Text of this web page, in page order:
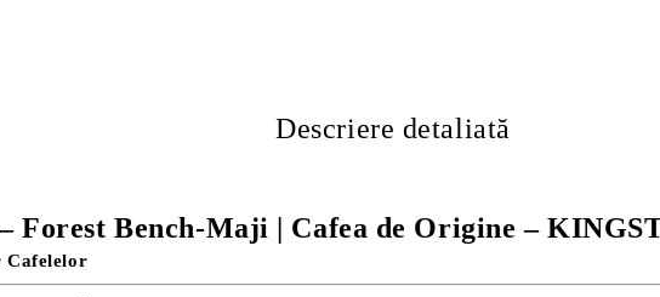
Descriere detaliată
Forest Bench-Maji | Cafea de Origine –
Cafelelor